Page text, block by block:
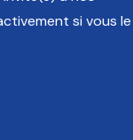
si vous le